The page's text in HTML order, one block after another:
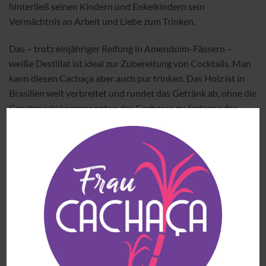
hinterließ seinen Kindern und Enkelkindern sein
Vermächtnis an Arbeit und Liebe zum Trinken.
Das – trotz einjähriger Reifung in Amendoim-Fässern –
weiße Destillat ist ideal zur Zubereitung von Cocktails. Man
kann diesen Cachaça aber auch pur trinken. Das Holz ist in
Brasilien weit verbreitet und rundet das Getränk ab, ohne die
Geschmackskomponenten des Cachaças zu ändern oder
Abgang zeichnen ihn aus.
Kleines Update
Leider ist der Nachfolger von Herrn Rômulo, Daniel
Cembranelli, von uns gegangen. Daniel war erst 37 Jahre alt
und ein großer Partner. Mehr dazuhier